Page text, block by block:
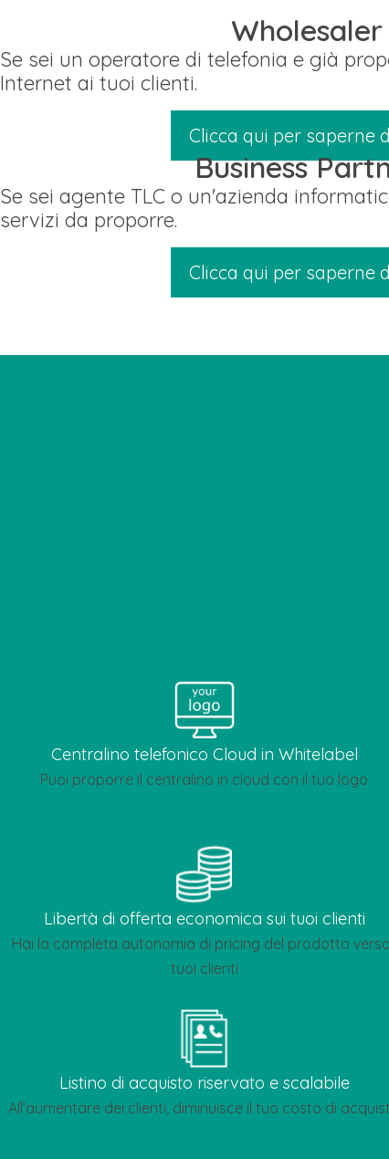
Wholesaler
Se sei un operatore di telefonia e già
Internet ai tuoi clienti.
Clicca qui per saperne
Business
Se sei agente TLC o un'azienda
servizi da proporre.
Clicca qui per saperne
Centralino telefonico Cloud in Whitelabel
Puoi proporre il centralino in cloud con il tuo logo
Libertà di offerta economica sui tuoi clienti
Hai la completa autonomia di pricing del prodotto
tuoi clienti
Listino di acquisto riservato e scalabile
All’aumentare dei clienti, diminuisce il tuo costo di